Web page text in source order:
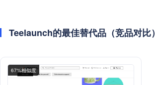
Teelaunch的最佳替代品（竞品对比）
67%相似度